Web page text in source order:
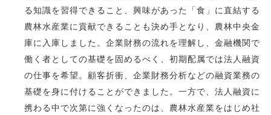
る知識を習得できること、興味があった「食」に直結する
農林水産業に貢献できることも決め手となり、農林中央金
庫に入庫しました。企業財務の流れを理解し、金融機関で
働く者としての基礎を固めるべく、初期配属では法人融資
の仕事を希望。顧客折衝、企業財務分析などの融資業務の
基礎を身に付けることができました。一方で、法人融資に
携わる中で次第に強くなったのは、農林水産業をはじめ社